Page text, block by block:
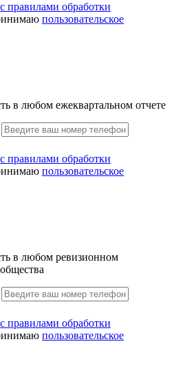
правилами обработки
пользовательское
в любом ежеквартальном отчете
правилами обработки
пользовательское
в любом ревизионном
правилами обработки
пользовательское